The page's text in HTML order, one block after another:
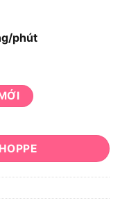
phút